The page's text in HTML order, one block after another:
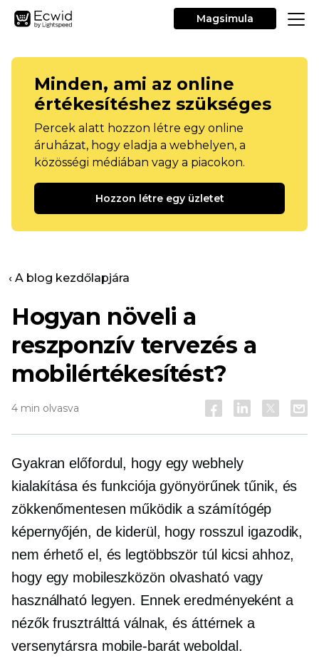
Magsimula
Minden, ami az online
értékesítéshez szükséges
Percek alatt hozzon létre egy online
áruházat, hogy eladja a webhelyen, a
közösségi médiában vagy a piacokon.
Hozzon létre egy üzletet
‹ A blog kezdőlapjára
Hogyan növeli a
reszponzív tervezés a
mobilértékesítést?
4 min olvasva
Gyakran előfordul, hogy egy webhely
kialakítása és funkciója gyönyörűnek tűnik, és
zökkenőmentesen működik a számítógép
képernyőjén, de kiderül, hogy rosszul igazodik,
nem érhető el, és legtöbbször túl kicsi ahhoz,
hogy egy mobileszközön olvasható vagy
használható legyen. Ennek eredményeként a
nézők frusztrálttá válnak, és áttérnek a
versenytársra mobile-barátweboldal.